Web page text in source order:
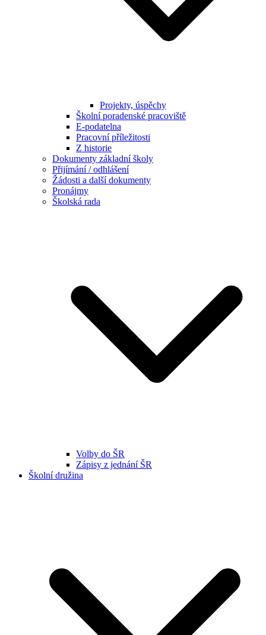
Projekty, úspěchy
Školní poradenské pracoviště
E-podatelna
Pracovní příležitosti
Z historie
Dokumenty základní školy
Přijímání / odhlášení
Žádosti a další dokumenty
Pronájmy
Školská rada
Volby do ŠR
Zápisy z jednání ŠR
Školní družina